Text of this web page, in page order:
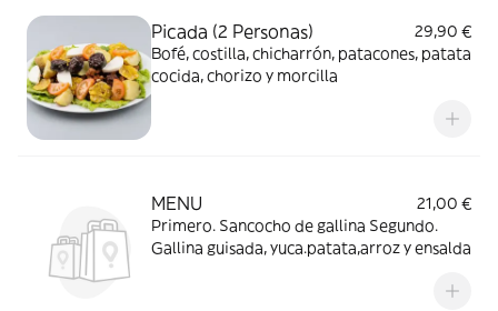
Picada (2 Personas)
29,90 €
Bofé, costilla, chicharrón, patacones, patata
cocida, chorizo y morcilla
MENU
21,00 €
Primero. Sancocho de gallina Segundo.
Gallina guisada, yuca.patata,arroz y ensalda